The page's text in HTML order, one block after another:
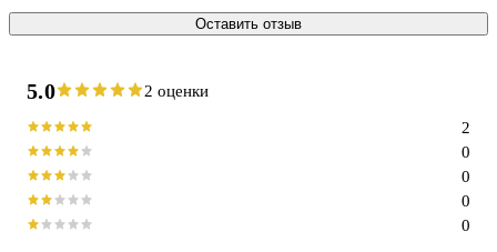
Оставить отзыв
5.0 2 оценки
0
0
0
0
2